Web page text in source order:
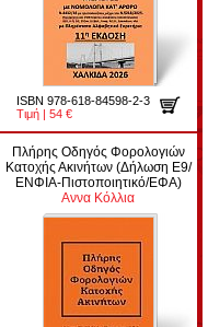
ISBN 978-618-84598-2-3
Τιμή | 54 €
Πλήρης Οδηγός Φορολογιών
Κατοχής Ακινήτων (Δήλωση Ε9/
ΕΝΦΙΑ-Πιστοποιητικό/ΕΦΑ)
Αννα Κόλλια